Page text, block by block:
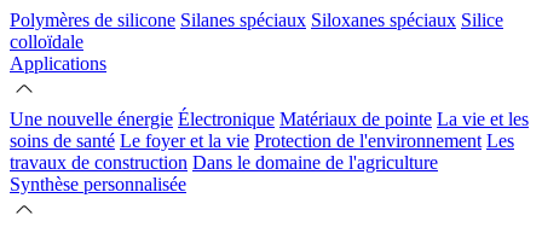
Polymères de silicone Silanes spéciaux Siloxanes spéciaux Silice
colloïdale
Applications
Une nouvelle énergie Électronique Matériaux de pointe La vie et les
soins de santé Le foyer et la vie Protection de l'environnement Les
travaux de construction Dans le domaine de l'agriculture
Synthèse personnalisée